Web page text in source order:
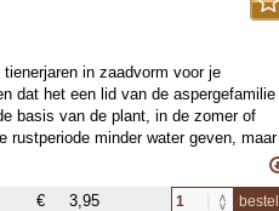
in zaadvorm voor je
dat het een lid van de aspergefamilie
basis van de plant, in de zomer of
minder water geven, maar
plantje klimmen (langs draden) of
witte bloemetjes. De plant is
€ 3,95 bestel